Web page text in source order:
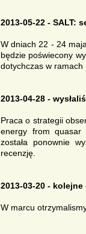
2013-05-22 - SALT:
W dniach 22 - 24
będzie poświecony
dotychczas w ramach
2013-04-28 -
Praca o strategii
energy from quasar
została ponownie
recenzję.
2013-03-20 -
W marcu